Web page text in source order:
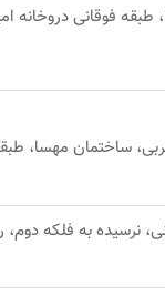
ساختمان مهسا،
نرسیده به فلکه دوم،